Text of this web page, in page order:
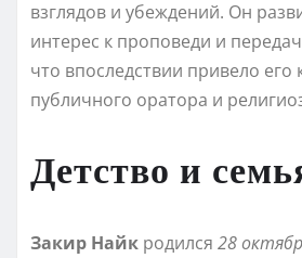
взглядов и убеждений. Он
интерес к проповеди и
что впоследствии привело его
публичного оратора и
Детство и
Закир Найк родился 28